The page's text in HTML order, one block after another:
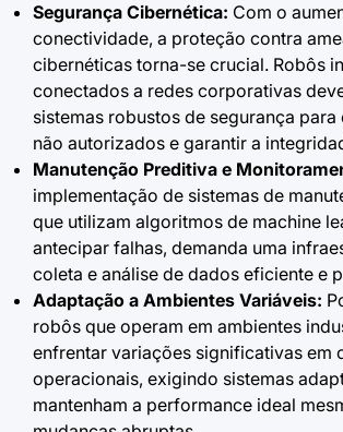
Segurança Cibernética: Com o
conectividade, a proteção contra
cibernéticas torna-se crucial. Robôs
conectados a redes corporativas
sistemas robustos de segurança para
não autorizados e garantir a
Manutenção Preditiva e
implementação de sistemas de
que utilizam algoritmos de machine
antecipar falhas, demanda uma
coleta e análise de dados eficiente e
Adaptação a Ambientes Variáveis:
robôs que operam em ambientes
enfrentar variações significativas em
operacionais, exigindo sistemas
mantenham a performance ideal